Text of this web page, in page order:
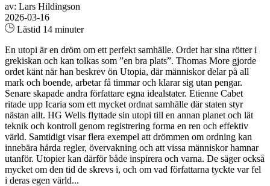
av: Lars Hildingson
2026-03-16
Lästid 14 minuter
En utopi är en dröm om ett perfekt samhälle. Ordet har sina rötter i
grekiskan och kan tolkas som ”en bra plats”. Thomas More gjorde
ordet känt när han beskrev ön Utopia, där människor delar på all
mark och boende, arbetar få timmar och klarar sig utan pengar.
Senare skapade andra författare egna idealstater. Etienne Cabet
ritade upp Icaria som ett mycket ordnat samhälle där staten styr
nästan allt. HG Wells flyttade sin utopi till en annan planet och lät
teknik och kontroll genom registrering forma en ren och effektiv
värld. Samtidigt visar flera exempel att drömmen om ordning kan
innebära hårda regler, övervakning och att vissa människor hamnar
utanför. Utopier kan därför både inspirera och varna. De säger också
mycket om den tid de skrevs i, och om vad författarna tyckte var fel
i deras egen värld...